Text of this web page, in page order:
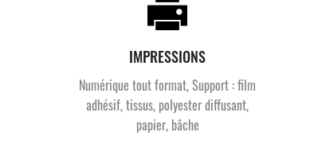
IMPRESSIONS
Numérique tout format, Support : film
adhésif, tissus, polyester diffusant,
papier, bâche